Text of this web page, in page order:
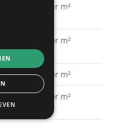
€ 20 - € 40 per m²
€ 40 - € 60 per m²
€ 25 - € 40 per m²
€ 15 - € 30 per m²